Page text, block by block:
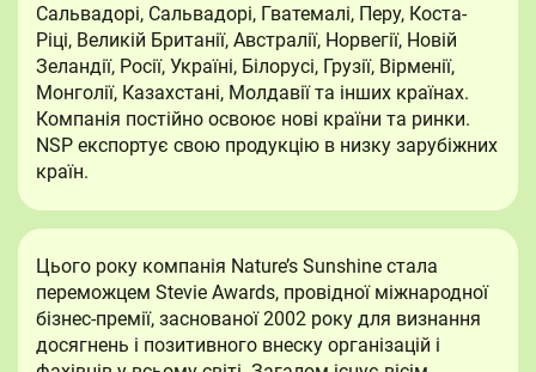
Сальвадорі, Сальвадорі, Гватемалі, Перу, Коста-
Ріці, Великій Британії, Австралії, Норвегії, Новій
Зеландії, Росії, Україні, Білорусі, Грузії, Вірменії,
Монголії, Казахстані, Молдавії та інших країнах.
Компанія постійно освоює нові країни та ринки.
NSP експортує свою продукцію в низку зарубіжних
країн.
Цього року компанія Nature’s Sunshine стала
переможцем Stevie Awards, провідної міжнародної
бізнес-премії, заснованої 2002 року для визнання
досягнень і позитивного внеску організацій і